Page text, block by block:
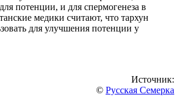
потенции, и для спермогенеза в
медики считают, что тархун
для улучшения потенции у
Источник:
© Русская Семерка